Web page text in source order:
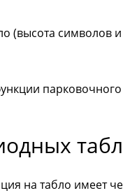
(высота символов
парковочного
на табло имеет